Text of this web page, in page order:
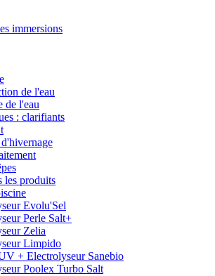
immersions
de l'eau
de l'eau
: clarifiants
les produits
Evolu'Sel
Perle Salt+
Zelia
Limpido
+ Electrolyseur Sanebio
Poolex Turbo Salt